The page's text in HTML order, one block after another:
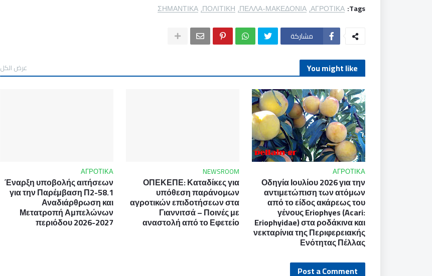
Tags:
ΑΓΡΟΤΙΚΑ
ΠΕΛΛΑ-ΜΑΚΕΔΟΝΙΑ
ΠΟΛΙΤΙΚΗ
ΣΗΜΑΝΤΙΚΑ
مشاركة
You might like عرض الكل
ΑΓΡΟΤΙΚΑ
Οδηγία Ιουλίου 2026 για την
αντιμετώπιση των ατόμων
από το είδος ακάρεως του
γένους Eriophyes (Acari:
Eriophyidae) στα ροδάκινα και
νεκταρίνια της Περιφερειακής
Ενότητας Πέλλας
NEWSROOM
ΟΠΕΚΕΠΕ: Καταδίκες για
υπόθεση παράνομων
αγροτικών επιδοτήσεων στα
Γιαννιτσά – Ποινές με
αναστολή από το Εφετείο
ΑΓΡΟΤΙΚΑ
Έναρξη υποβολής αιτήσεων
για την Παρέμβαση Π2-58.1
Αναδιάρθρωση και
Μετατροπή Αμπελώνων
περιόδου 2026-2027
Post a Comment